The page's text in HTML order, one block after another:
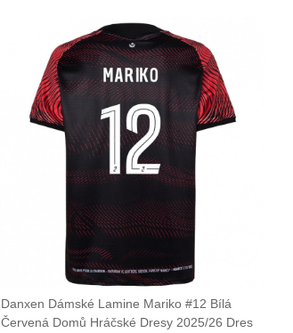
Danxen Dámské Lamine Mariko #12 Bílá
Červená Domů Hráčské Dresy 2025/26 Dres